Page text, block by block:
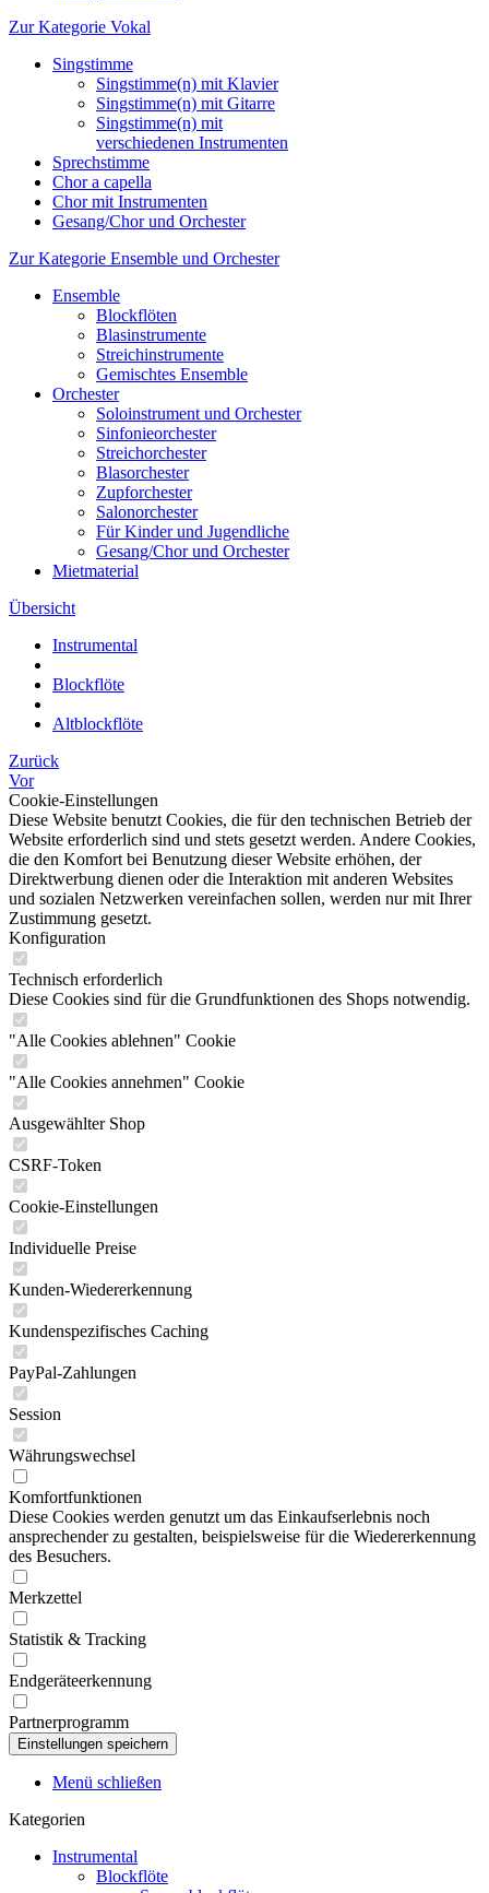
Zur Kategorie Vokal
Singstimme
Singstimme(n) mit Klavier
Singstimme(n) mit Gitarre
Singstimme(n) mit
verschiedenen Instrumenten
Sprechstimme
Chor a capella
Chor mit Instrumenten
Gesang/Chor und Orchester
Zur Kategorie Ensemble und Orchester
Ensemble
Blockflöten
Blasinstrumente
Streichinstrumente
Gemischtes Ensemble
Orchester
Soloinstrument und Orchester
Sinfonieorchester
Streichorchester
Blasorchester
Zupforchester
Salonorchester
Für Kinder und Jugendliche
Gesang/Chor und Orchester
Mietmaterial
Übersicht
Instrumental
Blockflöte
Altblockflöte
Zurück
Vor
Cookie-Einstellungen
Diese Website benutzt Cookies, die für den technischen Betrieb der
Website erforderlich sind und stets gesetzt werden. Andere Cookies,
die den Komfort bei Benutzung dieser Website erhöhen, der
Direktwerbung dienen oder die Interaktion mit anderen Websites
und sozialen Netzwerken vereinfachen sollen, werden nur mit Ihrer
Zustimmung gesetzt.
Konfiguration
Technisch erforderlich
Diese Cookies sind für die Grundfunktionen des Shops notwendig.
"Alle Cookies ablehnen" Cookie
"Alle Cookies annehmen" Cookie
Ausgewählter Shop
CSRF-Token
Cookie-Einstellungen
Individuelle Preise
Kunden-Wiedererkennung
Kundenspezifisches Caching
PayPal-Zahlungen
Session
Währungswechsel
Komfortfunktionen
Diese Cookies werden genutzt um das Einkaufserlebnis noch
ansprechender zu gestalten, beispielsweise für die Wiedererkennung
des Besuchers.
Merkzettel
Statistik & Tracking
Endgeräteerkennung
Partnerprogramm
Menü schließen
Kategorien
Instrumental
Blockflöte